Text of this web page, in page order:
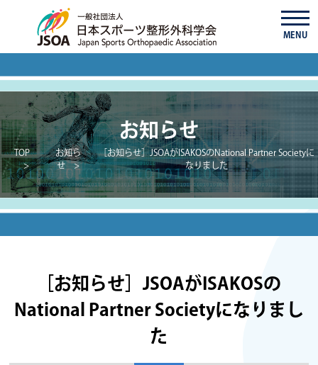
MENU
お知らせ
TOP
お知ら
せ
［お知らせ］JSOAがISAKOSのNational Partner Societyに
なりました
［お知らせ］JSOAがISAKOSの
National Partner Societyになりまし
た